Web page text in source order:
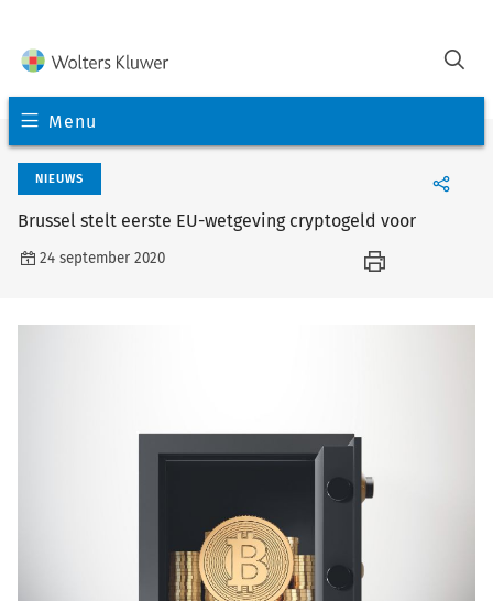
Menu
NIEUWS
Brussel stelt eerste EU-wetgeving cryptogeld voor
24 september 2020